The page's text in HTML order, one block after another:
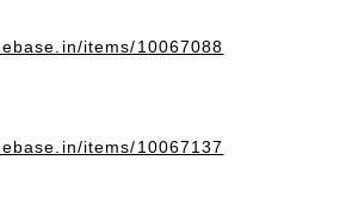
items/10067088
items/10067137